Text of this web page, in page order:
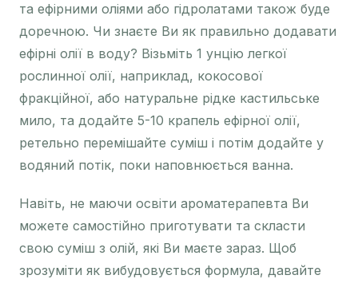
та ефірними оліями або гідролатами також буде
доречною. Чи знаєте Ви як правильно додавати
ефірні олії в воду? Візьміть 1 унцію легкої
рослинної олії, наприклад, кокосової
фракційної, або натуральне рідке кастильське
мило, та додайте 5-10 крапель ефірної олії,
ретельно перемішайте суміш і потім додайте у
водяний потік, поки наповнюється ванна.
Навіть, не маючи освіти ароматерапевта Ви
можете самостійно приготувати та скласти
свою суміш з олій, які Ви маєте зараз. Щоб
зрозуміти як вибудовується формула, давайте